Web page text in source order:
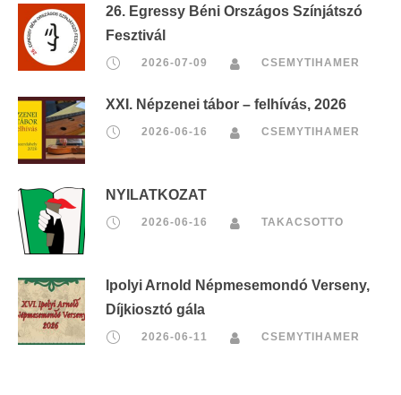
26. Egressy Béni Országos Színjátszó
Fesztivál
2026-07-09 CSEMYTIHAMER
XXI. Népzenei tábor – felhívás, 2026
2026-06-16 CSEMYTIHAMER
NYILATKOZAT
2026-06-16 TAKACSOTTO
Ipolyi Arnold Népmesemondó Verseny,
Díjkiosztó gála
2026-06-11 CSEMYTIHAMER